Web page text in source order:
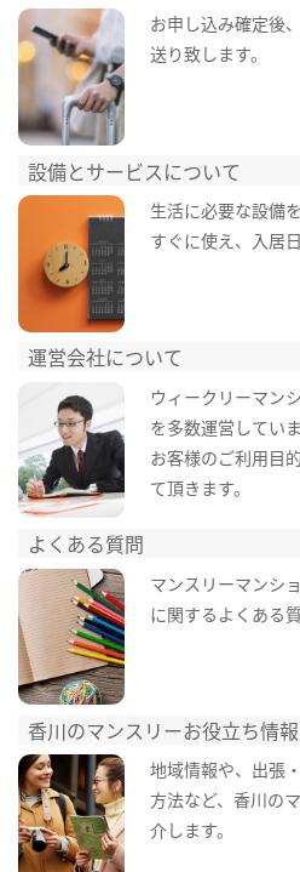
お申し込み確定後
送り致します。
設備とサービスについて
生活に必要な設備
すぐに使え、入居
運営会社について
ウィークリーマン
を多数運営していま
お客様のご利用目
て頂きます。
よくある質問
マンスリーマンシ
に関するよくある
香川のマンスリーお役立ち情報
地域情報や、出張
方法など、香川の
介します。